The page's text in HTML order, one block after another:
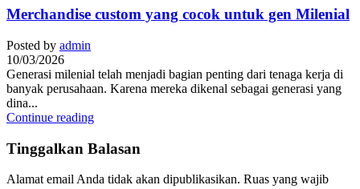
Merchandise custom yang cocok untuk gen Milenial
Posted by admin
10/03/2026
Generasi milenial telah menjadi bagian penting dari tenaga kerja di
banyak perusahaan. Karena mereka dikenal sebagai generasi yang
dina...
Continue reading
Tinggalkan Balasan
Alamat email Anda tidak akan dipublikasikan. Ruas yang wajib